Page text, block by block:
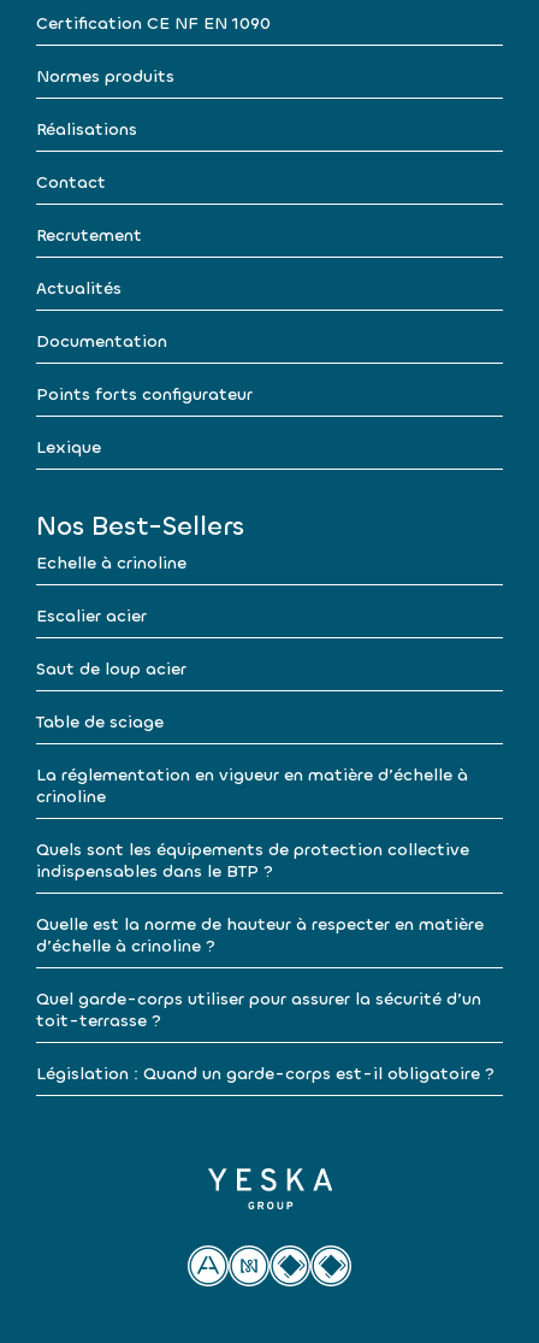
Certification CE NF EN 1090
Normes produits
Réalisations
Contact
Recrutement
Actualités
Documentation
Points forts configurateur
Lexique
Nos Best-Sellers
Echelle à crinoline
Escalier acier
Saut de loup acier
Table de sciage
La réglementation en vigueur en matière d’échelle à
crinoline
Quels sont les équipements de protection collective
indispensables dans le BTP ?
Quelle est la norme de hauteur à respecter en matière
d’échelle à crinoline ?
Quel garde-corps utiliser pour assurer la sécurité d’un
toit-terrasse ?
Législation : Quand un garde-corps est-il obligatoire ?